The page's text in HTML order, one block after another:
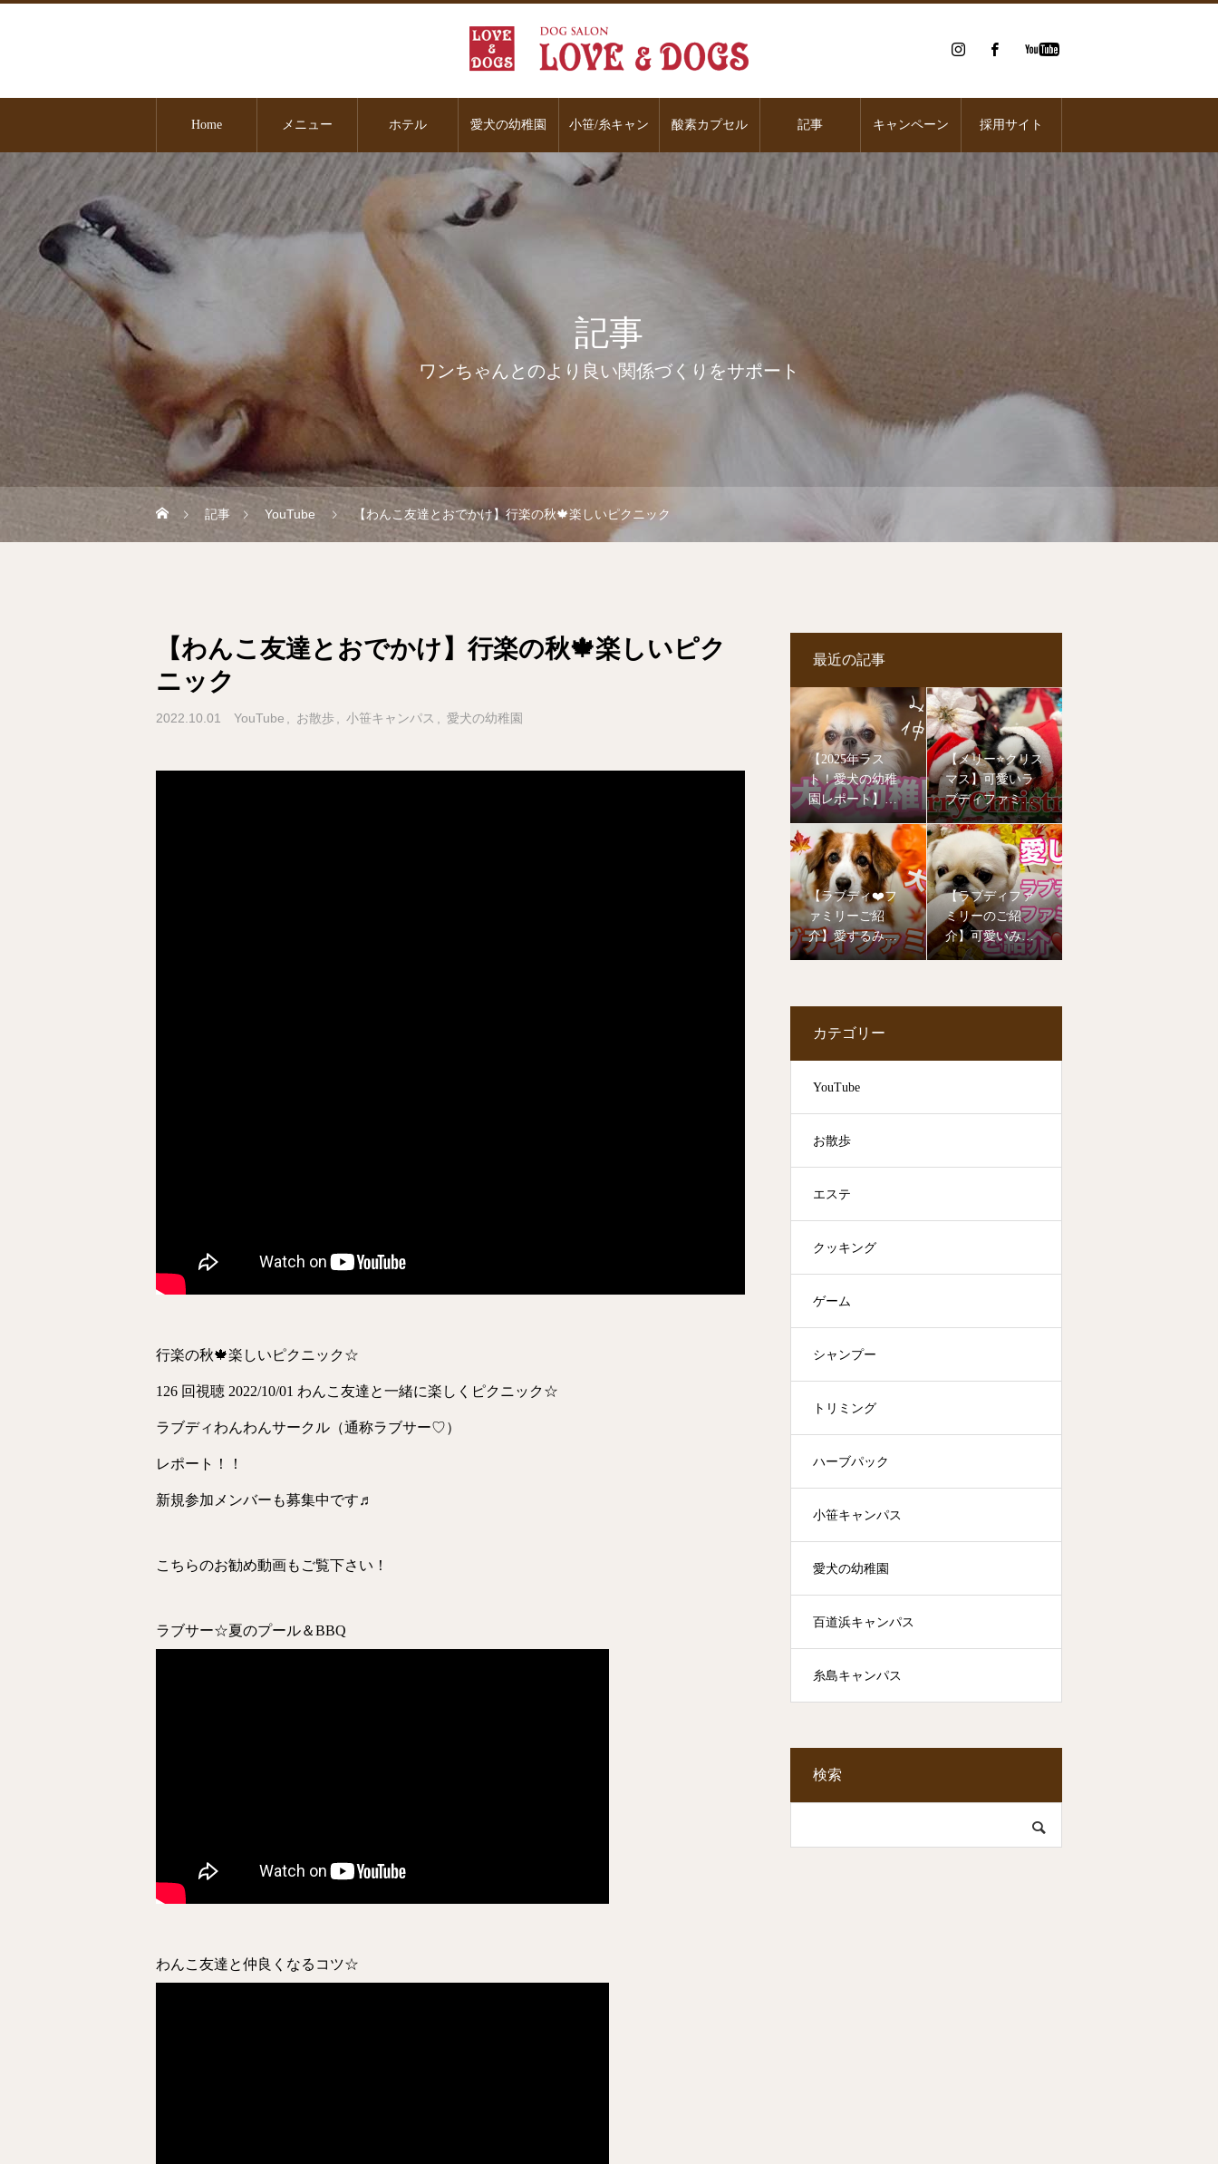
Home メニュー ホテル 愛犬の幼稚園 小笹/糸キャン 酸素カプセル 記事 キャンペーン 採用サイト
記事
ワンちゃんとのより良い関係づくりをサポート
記事 YouTube 【わんこ友達とおでかけ】行楽の秋🍁楽しいピクニック
【わんこ友達とおでかけ】行楽の秋🍁楽しいピク
ニック
2022.10.01 YouTube お散歩 小笹キャンパス 愛犬の幼稚園
行楽の秋🍁楽しいピクニック☆
126 回視聴 2022/10/01 わんこ友達と一緒に楽しくピクニック☆
ラブディわんわんサークル（通称ラブサー♡）
レポート！！
新規参加メンバーも募集中です♬
こちらのお勧め動画もご覧下さい！
ラブサー☆夏のプール＆BBQ
わんこ友達と仲良くなるコツ☆
最近の記事
【2025年ラス
ト！愛犬の幼稚
園レポート】今
年もたくさんの
子達が幼稚園デ
ビューしました
🥰
【メリー⭐️クリス
マス】可愛いラ
ブディファミリ
ーご紹介❤️
【ラブディ❤️フ
ァミリーご紹
介】愛するみん
なの笑顔をお届
【ラブディファ
ミリーのご紹
介】可愛いみん
なのお姿を見て
カテゴリー
YouTube
お散歩
エステ
クッキング
ゲーム
シャンプー
トリミング
ハーブパック
小笹キャンパス
愛犬の幼稚園
百道浜キャンパス
糸島キャンパス
検索